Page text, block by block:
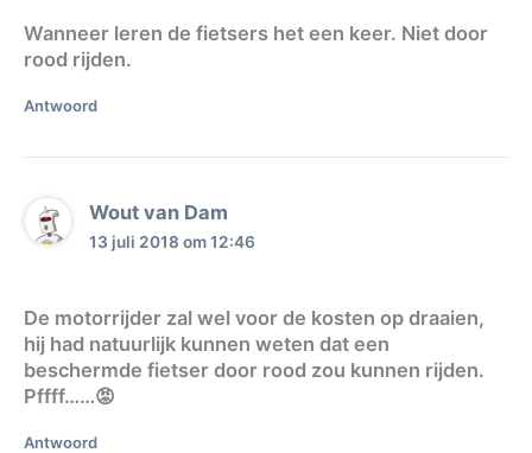
Wanneer leren de fietsers het een keer. Niet door
rood rijden.
Antwoord
Wout van Dam
13 juli 2018 om 12:46
De motorrijder zal wel voor de kosten op draaien,
hij had natuurlijk kunnen weten dat een
beschermde fietser door rood zou kunnen rijden.
Pffff……😡
Antwoord